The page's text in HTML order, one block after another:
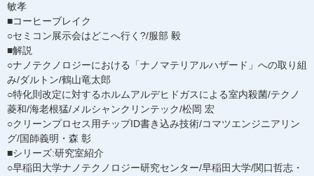
敏孝
■コーヒーブレイク
○セミコン展示会はどこへ行く?/服部 毅
■解説
○ナノテクノロジーにおける「ナノマテリアルハザード」への取り組
み/ダルトン/鶴山竜太郎
○特化則改定に対するホルムアルデヒドガスによる室内殺菌/テクノ
菱和/海老根猛/メルシャンクリンテック/松岡 宏
○クリーンプロセス用チップID書き込み技術/コマツエンジニアリン
グ/国師義明・森 彰
■シリーズ:研究室紹介
○早稲田大学ナノテクノロジー研究センター/早稲田大学/関口哲志・